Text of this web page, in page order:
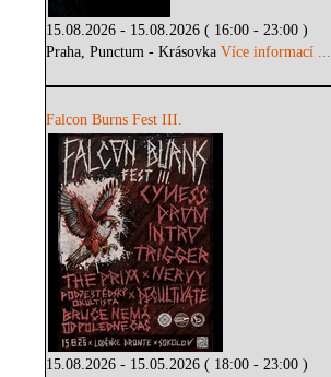
15.08.2026 - 15.08.2026 ( 16:00 - 23:00 )
Praha, Punctum - KrásovkaVíce informací ...
Falcon Burns Fest III.
15.08.2026 - 15.05.2026 ( 18:00 - 23:00 )